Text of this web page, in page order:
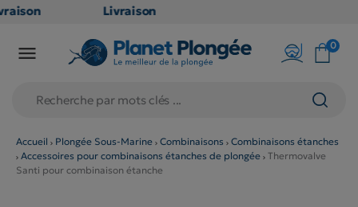
Livraison
en point
79€
(hors
produits
 0
Accueil Plongée Sous-Marine Combinaisons
Combinaisons étanches
Accessoires pour combinaisons étanches de plongée
Thermovalve
Santi pour combinaison étanche